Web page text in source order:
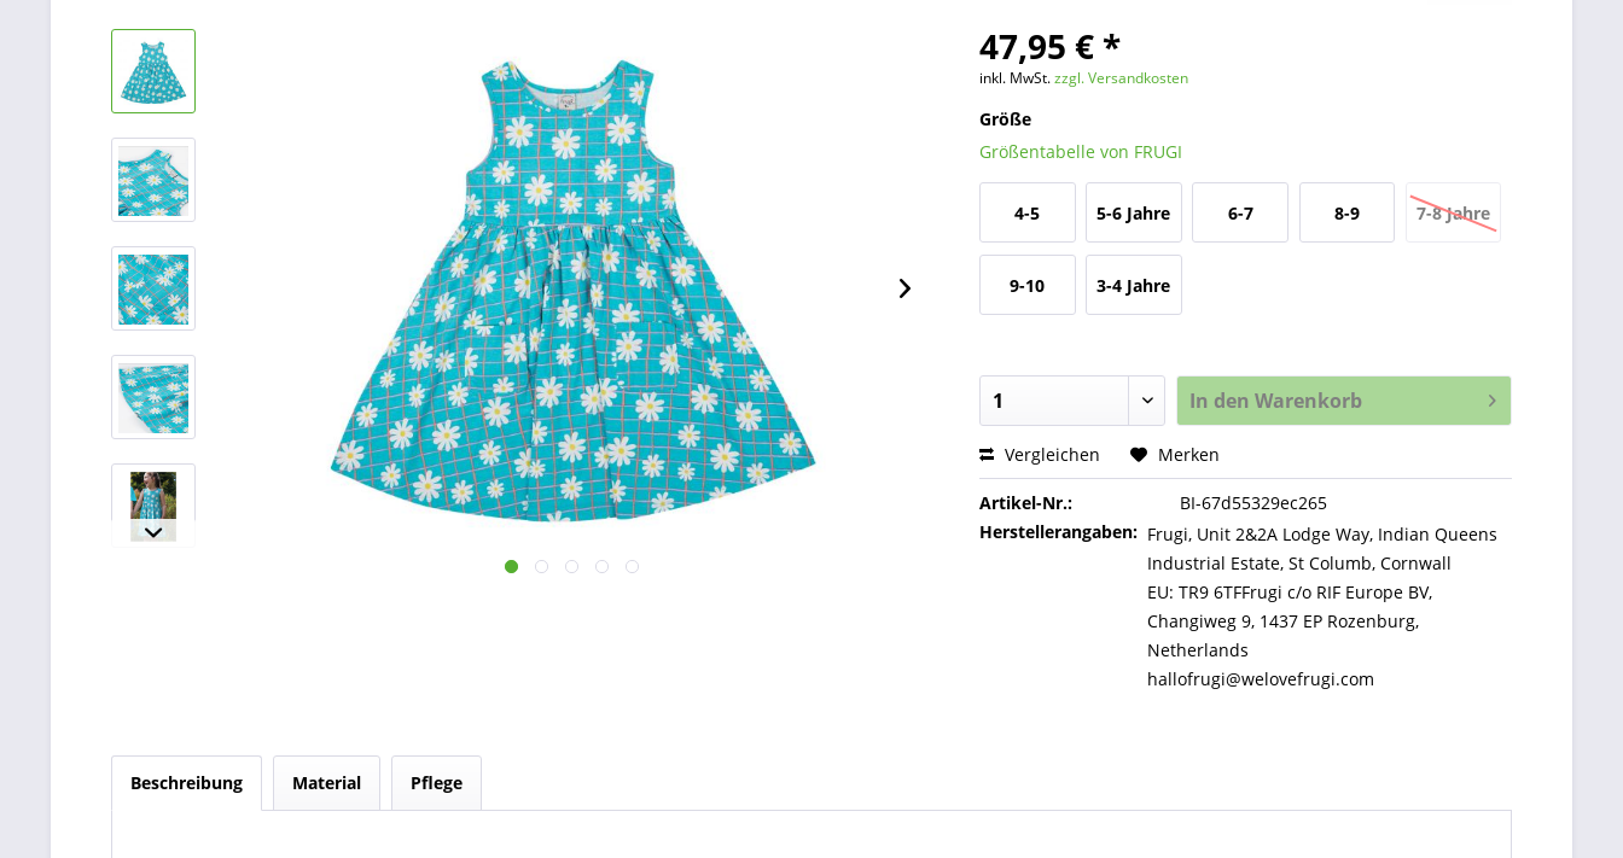
47,95 € *
inkl. MwSt.zzgl. Versandkosten
Größe
Größentabelle von FRUGI
4-5
JAHRE
5-6 Jahre 6-7 8-9 7-8 Jahre
9-10 3-4 Jahre
In den Warenkorb
Vergleichen Merken
Artikel-Nr.:
BI-67d55329ec265
Herstellerangaben: Frugi, Unit 2&2A Lodge Way, Indian Queens
Industrial Estate, St Columb, Cornwall
EU: TR9 6TFFrugi c/o RIF Europe BV,
Changiweg 9, 1437 EP Rozenburg,
Netherlands
hallofrugi@welovefrugi.com
Beschreibung Material Pflege